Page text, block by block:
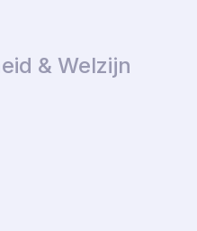
& Welzijn